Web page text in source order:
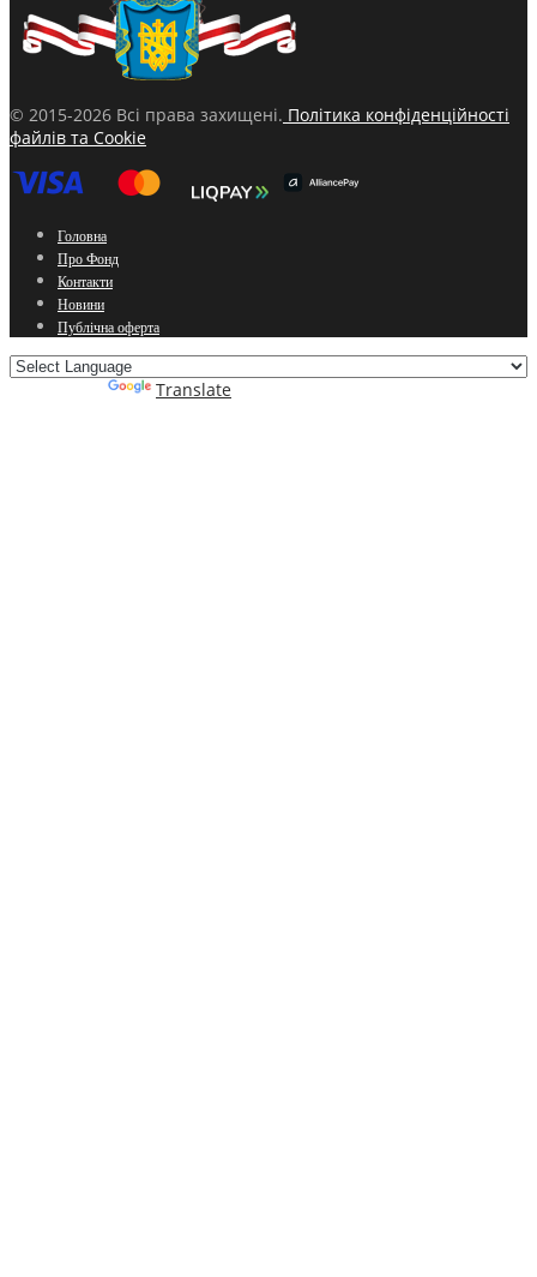
© 2015-2026 Всі права захищені. Політика конфіденційності
файлів та Cookie
Головна
Про Фонд
Контакти
Новини
Публічна оферта
Translate